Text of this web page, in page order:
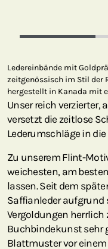
Ledereinbände mit
zeitgenössisch im Stil der
hergestellt in Kanada mit
Unser reich verzierter,
versetzt die zeitlose
Lederumschläge in die
Zu unserem Flint-
weichesten, am
lassen. Seit dem
Saffianleder aufgrund
Vergoldungen herrlich
Buchbindekunst sehr
Blattmuster vor